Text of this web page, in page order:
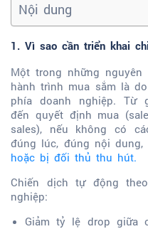
Nội dung
1. Vì sao cần triển khai
Một trong những
hành trình mua sắm là
phía doanh nghiệp. Từ
đến quyết định mua
sales), nếu không có
đúng lúc, đúng nội dung,
hoặc bị đối thủ thu hút.
Chiến dịch tự động
nghiệp:
Giảm tỷ lệ drop giữa